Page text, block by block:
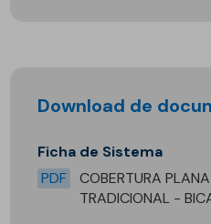
Download de
Ficha de Sistema
PDF
COBERTURA
TRADICIONAL -